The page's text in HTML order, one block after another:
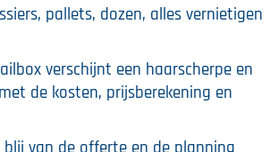
pallets, dozen, alles vernietigen
verschijnt een haarscherpe en
de kosten, prijsberekening en